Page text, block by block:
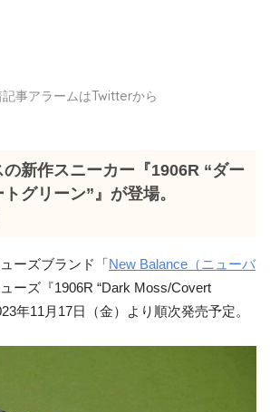
記事アラームはTwitterから
新作スニーカー『1906R “ダー
グリーン”』が登場。
ーズブランド「 New Balance（ニューバ
ーズ『1906R “Dark Moss/Covert
年11月17日（金）より順次発売予定。